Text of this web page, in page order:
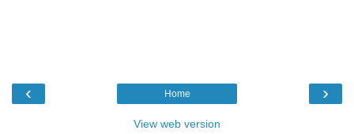
‹ ›
Home
View web version